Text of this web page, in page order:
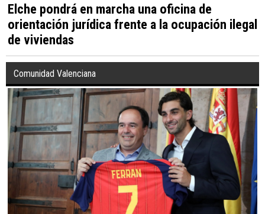
Elche pondrá en marcha una oficina de
orientación jurídica frente a la ocupación ilegal
de viviendas
Comunidad Valenciana